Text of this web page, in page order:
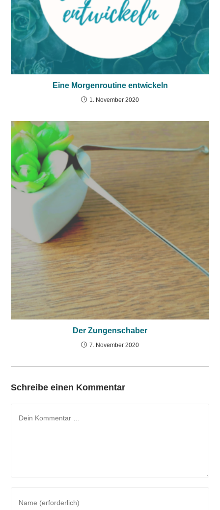
Eine Morgenroutine entwickeln
1. November 2020
Der Zungenschaber
7. November 2020
Schreibe einen Kommentar